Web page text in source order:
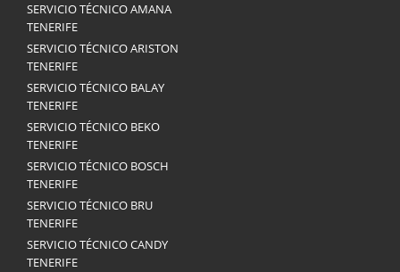
SERVICIO TÉCNICO AMANA
TENERIFE
SERVICIO TÉCNICO ARISTON
TENERIFE
SERVICIO TÉCNICO BALAY
TENERIFE
SERVICIO TÉCNICO BEKO
TENERIFE
SERVICIO TÉCNICO BOSCH
TENERIFE
SERVICIO TÉCNICO BRU
TENERIFE
SERVICIO TÉCNICO CANDY
TENERIFE